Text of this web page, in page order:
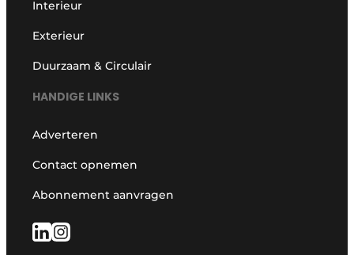
Interieur
Exterieur
Duurzaam & Circulair
HANDIGE LINKS
Adverteren
Contact opnemen
Abonnement aanvragen